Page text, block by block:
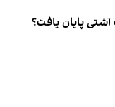
پایان یافت؟